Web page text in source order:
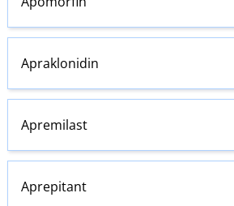
Apraklonidin
Apremilast
Aprepitant